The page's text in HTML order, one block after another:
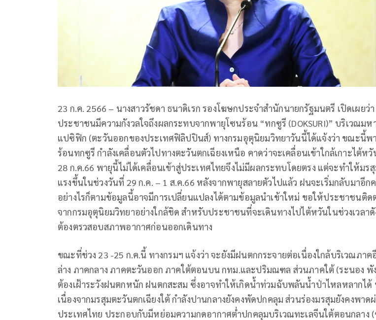
23 ก.ค. 2566 – นางสาวรัชดา ธนาดิเรก รองโฆษกประจำสำนักนายกรัฐมนตรี เปิดเผยว่
ประชาชนมีความกังวลใจถึงผลกระทบจากพายุโซนร้อน “ทกซูรี (DOKSURI)” บริเวณมห
แปซิฟิก (ตะวันออกของประเทศฟิลิปปินส์) ทางกรมอุตุนิยมวิทยาวันนี้ได้แจ้งว่า ขณะนี้พ
ร้อนทกซูรี กำลังเคลื่อนตัวไปทางตะวันตกเฉียงเหนือ คาดว่าจะเคลื่อนเข้าใกล้เกาะไต้หวั
28 ก.ค.66 พายุนี้ไม่ได้เคลื่อนเข้าสู่ประเทศไทยจึงไม่มีผลกระทบโดยตรง แต่จะทำให้มร
แรงขึ้นในช่วงวันที่ 29 ก.ค. – 1 ส.ค.66 หลังจากพายุสลายตัวไปแล้ว ฝนจะเริ่มกลับมาอีก
อย่างไรก็ตามข้อมูลนี้อาจมีการเปลี่ยนแปลงได้ตามข้อมูลนำเข้าใหม่ ขอให้ประชาชนติด
จากกรมอุตุนิยมวิทยาอย่างใกล้ชิด สำหรับประชาชนที่จะเดินทางไปไต้หวันในช่วงเวลาดั
ต้องตรวสอบสภาพอากาศก่อนออกเดินทาง
ขณะที่ช่วง 23 -25 ก.ค.นี้ ทางกรมฯ แจ้งว่า จะยังมีฝนตกกระจายต่อเนื่องใกล้บริเวณภา
ล่าง ภาคกลาง ภาคตะวันออก ภาคใต้ตอนบน กทม.และปริมณฑล ส่วนภาคใต้ (ระนอง พัง
ต้องเฝ้าระวังฝนตกหนัก ฝนตกสะสม ซึ่งอาจทำให้เกิดน้ำท่วมฉับพลันน้ำป่าไหลหลากได้
เนื่องจากมรสุมตะวันตกเฉียงใต้ กำลังปานกลางยังคงพัดปกคลุม ส่วนร่องมรสุมยังคงพาด
ประเทศไทย ประกอบกับมีหย่อมความกดอากาศต่ำปกคลุมบริเวณทะเลจีนใต้ตอนกลาง (